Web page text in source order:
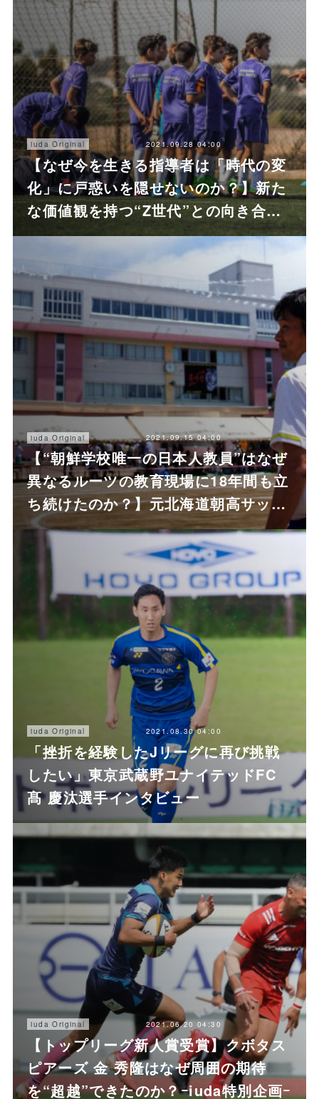
iuda Original 2021.09.28 04:00
【なぜ今を生きる指導者は「時代の変
化」に戸惑いを隠せないのか？】新た
な価値観を持つ“Z世代”との向き合…
iuda Original 2021.09.15 04:00
【“朝鮮学校唯一の日本人教員”はなぜ
異なるルーツの教育現場に18年間も立
ち続けたのか？】元北海道朝高サッ…
iuda Original 2021.08.30 04:00
「挫折を経験したJリーグに再び挑戦
したい」東京武蔵野ユナイテッドFC
髙 慶汰選手インタビュー
iuda Original 2021.06.20 04:30
【トップリーグ新人賞受賞】クボタス
ピアーズ 金 秀隆はなぜ周囲の期待
を“超越”できたのか？ｰiuda特別企画ｰ